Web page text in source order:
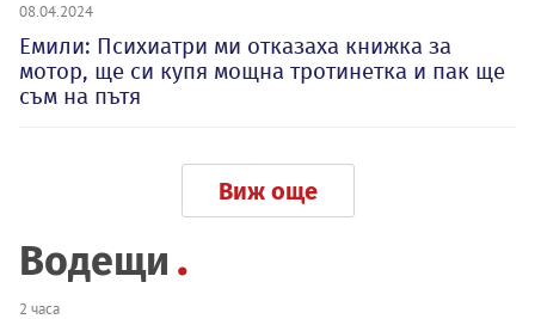
08.04.2024
Емили: Психиатри ми отказаха книжка за
мотор, ще си купя мощна тротинетка и пак ще
съм на пътя
Виж още
Водещи
2 часа